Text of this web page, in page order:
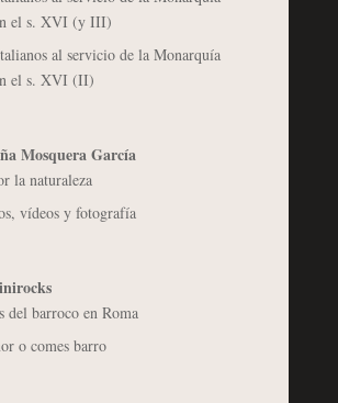
el s. XVI (y III)
al servicio de la Monarquía
el s. XVI (II)
Mosquera García
la naturaleza
vídeos y fotografía
del barroco en Roma
o comes barro